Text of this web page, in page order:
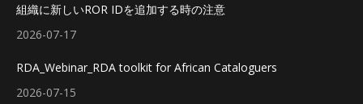
組織に新しいROR IDを追加する時の注意
2026-07-17
RDA_Webinar_RDA toolkit for African Cataloguers
2026-07-15